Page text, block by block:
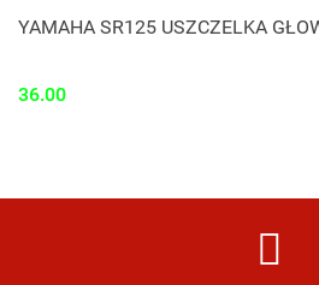
YAMAHA SR125 USZCZELKA
36.00